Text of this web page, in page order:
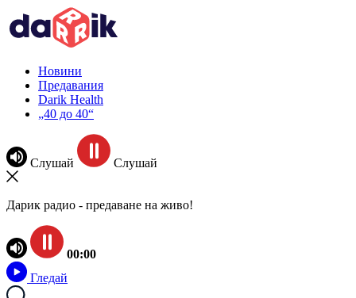
Новини
Предавания
Darik Health
„40 до 40“
Слушай Слушай
Дарик радио - предаване на живо!
00:00
Гледай